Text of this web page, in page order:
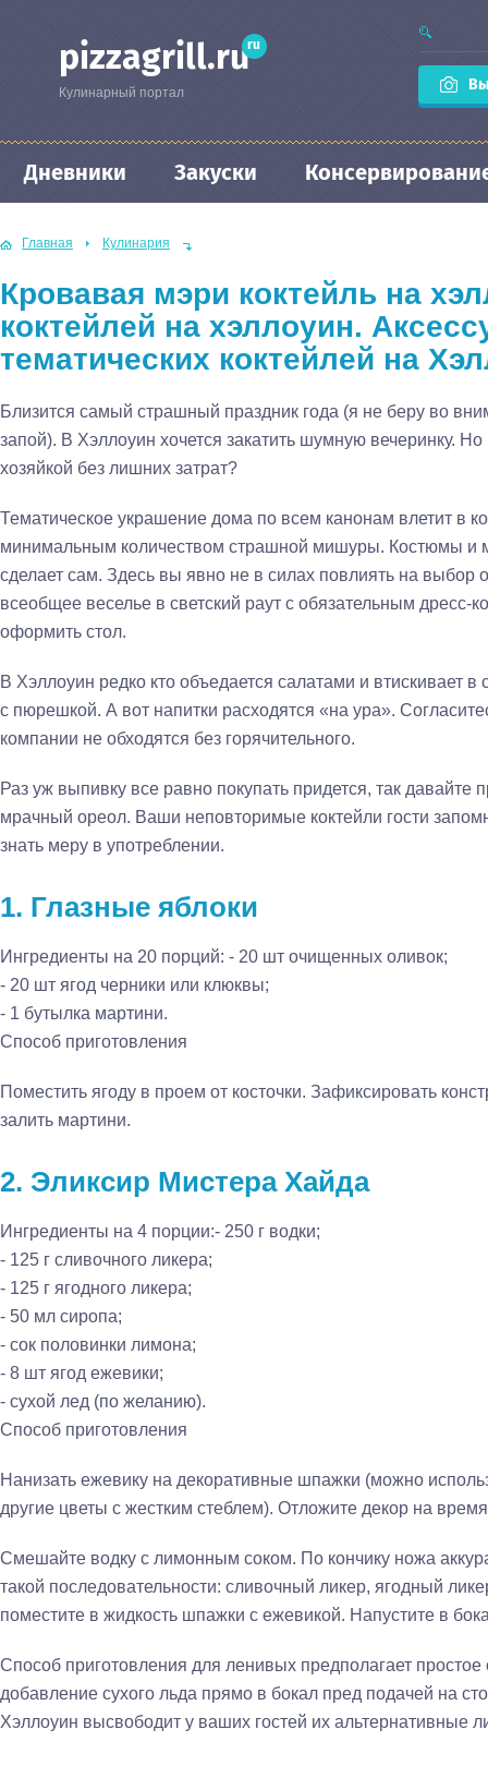
pizzagrill.ruru
Кулинарный портал
Дневники Закуски
Главная Кулинария
Кровавая мэри коктейль на
коктейлей на хэллоуин.
тематических коктейлей на
Близится самый страшный праздник года (я не беру во
запой). В Хэллоуин хочется закатить шумную вечеринку.
хозяйкой без лишних затрат?
Тематическое украшение дома по всем канонам влетит в
минимальным количеством страшной мишуры. Костюмы и
сделает сам. Здесь вы явно не в силах повлиять на выбор
всеобщее веселье в светский раут с обязательным дресс-
оформить стол.
В Хэллоуин редко кто объедается салатами и втискивает
с пюрешкой. А вот напитки расходятся «на ура».
компании не обходятся без горячительного.
Раз уж выпивку все равно покупать придется, так
мрачный ореол. Ваши неповторимые коктейли гости
знать меру в употреблении.
1. Глазные яблоки
Ингредиенты на 20 порций: - 20 шт очищенных оливок;
- 20 шт ягод черники или клюквы;
- 1 бутылка мартини.
Способ приготовления
Поместить ягоду в проем от косточки. Зафиксировать
залить мартини.
2. Эликсир Мистера Хайда
Ингредиенты на 4 порции:- 250 г водки;
- 125 г сливочного ликера;
- 125 г ягодного ликера;
- 50 мл сиропа;
- сок половинки лимона;
- 8 шт ягод ежевики;
- сухой лед (по желанию).
Способ приготовления
Нанизать ежевику на декоративные шпажки (можно
другие цветы с жестким стеблем). Отложите декор на
Смешайте водку с лимонным соком. По кончику ножа
такой последовательности: сливочный ликер, ягодный
поместите в жидкость шпажки с ежевикой. Напустите в
Способ приготовления для ленивых предполагает
добавление сухого льда прямо в бокал пред подачей на
Хэллоуин высвободит у ваших гостей их альтернативные